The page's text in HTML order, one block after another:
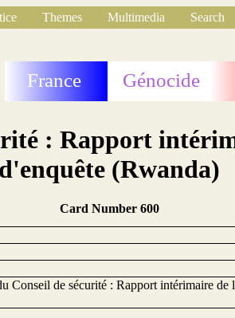
Themes Multimedia Search
France Génocide
: Rapport
d'enquête (Rwanda)
Card Number 600
Conseil de sécurité : Rapport intérimaire